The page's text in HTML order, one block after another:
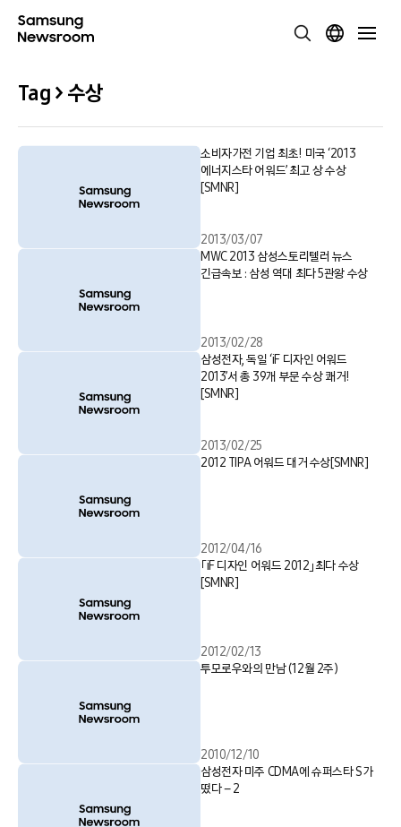
Tag > 수상
소비자가전 기업 최초! 미국 ‘2013
에너지스타 어워드’ 최고 상 수상
[SMNR]
2013/03/07
MWC 2013 삼성스토리텔러 뉴스
긴급속보 : 삼성 역대 최다 5관왕 수상
2013/02/28
삼성전자, 독일 ‘iF 디자인 어워드
2013’서 총 39개 부문 수상 쾌거!
[SMNR]
2013/02/25
2012 TIPA 어워드 대거 수상[SMNR]
2012/04/16
「iF 디자인 어워드 2012」최다 수상
[SMNR]
2012/02/13
투모로우와의 만남 (12월 2주)
2010/12/10
삼성전자 미주 CDMA에 슈퍼스타 S가
떴다 – 2